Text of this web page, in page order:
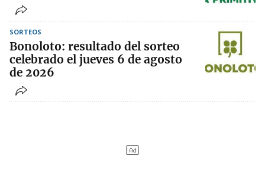
SORTEOS
Bonoloto: resultado del sorteo
celebrado el jueves 6 de agosto
de 2026